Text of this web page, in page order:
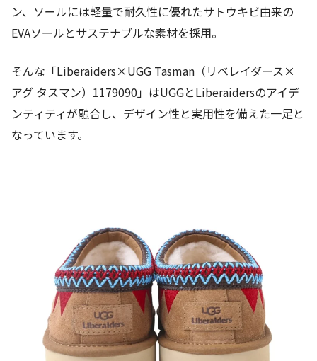
ン、ソールには軽量で耐久性に優れたサトウキビ由来の
EVAソールとサステナブルな素材を採用。
そんな「Liberaiders×UGG Tasman（リベレイダース×
アグ タスマン）1179090」はUGGとLiberaidersのアイデ
ンティティが融合し、デザイン性と実用性を備えた一足と
なっています。